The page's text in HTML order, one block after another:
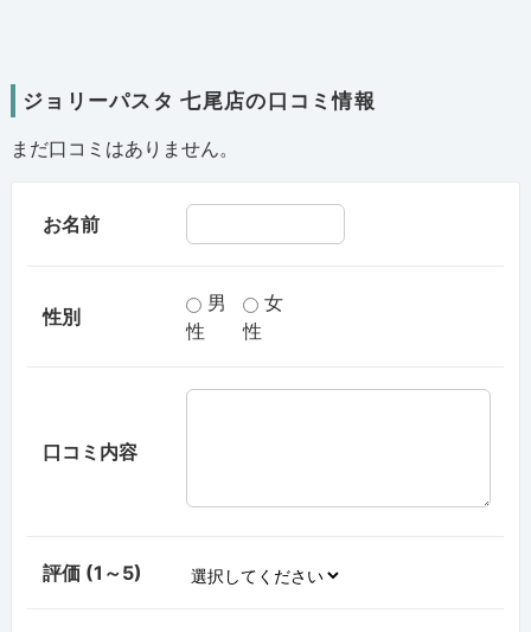
ジョリーパスタ 七尾店の口コミ情報
まだ口コミはありません。
お名前
性別
男
性
女
性
口コミ内容
評価 (1～5)